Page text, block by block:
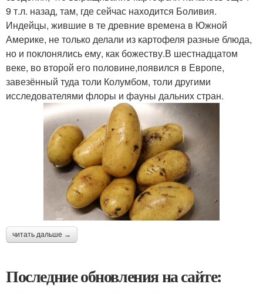
9 т.л. назад, там, где сейчас находится Боливия.
Индейцы, жившие в те древние времена в Южной
Америке, не только делали из картофеля разные блюда,
но и поклонялись ему, как божеству.В шестнадцатом
веке, во второй его половине,появился в Европе,
завезённый туда толи Колумбом, толи другими
исследователями флоры и фауны дальних стран.
читать дальше →
Последние обновления на сайте: